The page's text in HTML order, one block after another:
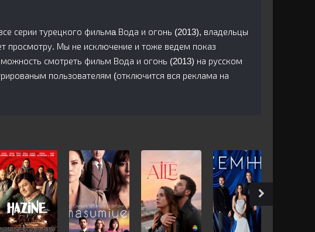
серии турецкого фильмa Вода и огонь (2013), владельцы
просмотру. Мы не исключение и тоже ведем показ
смотреть фильм Вода и огонь (2013) на русском
пользователям (отключится вся реклама на